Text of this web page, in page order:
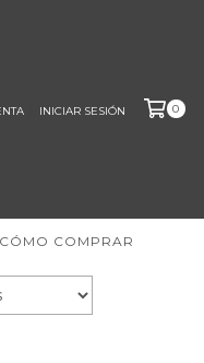
INICIAR SESIÓN 0
CÓMO COMPRAR